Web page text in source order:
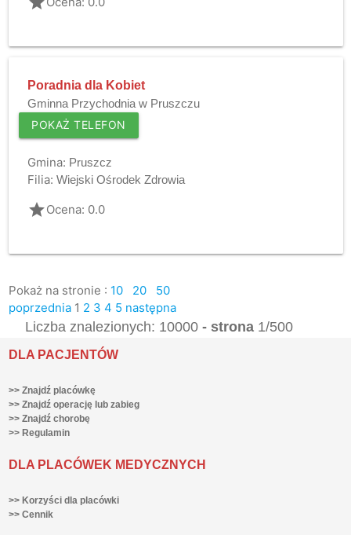
Poradnia dla Kobiet
Gminna Przychodnia w Pruszczu
POKAŻ TELEFON
Gmina: Pruszcz
Filia: Wiejski Ośrodek Zdrowia
gradeOcena: 0.0
Pokaż na stronie : 10 20
50
poprzednia 1 2 3 4 5 następna
Liczba znalezionych: 10000- strona 1/500
DLA PACJENTÓW
>> Znajdź placówkę
>> Znajdź operację lub zabieg
>> Znajdź chorobę
>> Regulamin
DLA PLACÓWEK MEDYCZNYCH
>> Korzyści dla placówki
>> Cennik